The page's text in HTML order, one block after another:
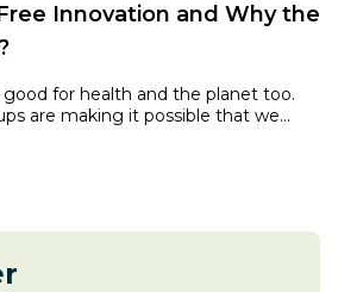
Innovation and Why the
for health and the planet too.
are making it possible that we...